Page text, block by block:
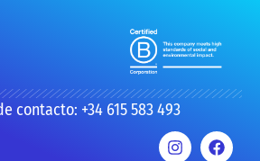
contacto: +34 615 583 493